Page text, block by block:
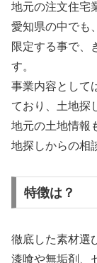
地元の注文住宅
愛知県の中でも
限定する事で、
す。
事業内容として
ており、土地探
地元の土地情報
地探しからの相
特徴は？
徹底した素材選
漆喰や無垢剤、